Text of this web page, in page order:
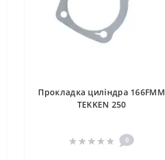
Прокладка циліндра 166FMM
TEKKEN 250
0